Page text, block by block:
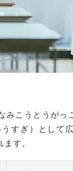
こうとうがっ
すぎ）として
す。